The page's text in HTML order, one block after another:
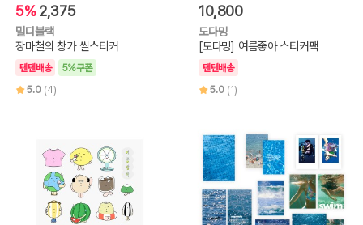
5% 2,375
밀디블랙
장마철의 창가 씰스티커
텐텐배송
5%쿠폰
5.0 (4)
10,800
도다밍
[도다밍] 여름좋아 스티커팩
텐텐배송
5.0 (1)